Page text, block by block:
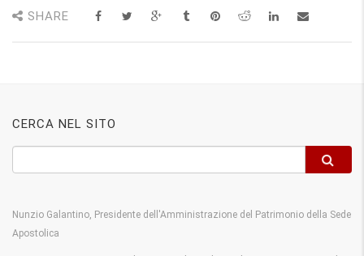
SHARE
CERCA NEL SITO
Nunzio Galantino, Presidente dell'Amministrazione del Patrimonio della Sede
Apostolica